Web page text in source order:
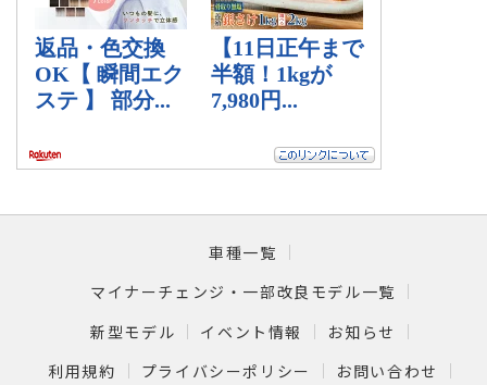
車種一覧
マイナーチェンジ・一部改良モデル一覧
新型モデル
イベント情報
お知らせ
利用規約
プライバシーポリシー お問い合わせ